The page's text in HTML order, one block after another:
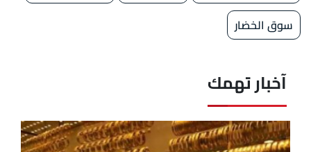
سوق الخضار
آخبار تهمك